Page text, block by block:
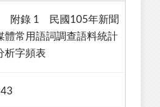
附錄 1 民國105年新聞
體常用語詞調查語料統計
析字頻表